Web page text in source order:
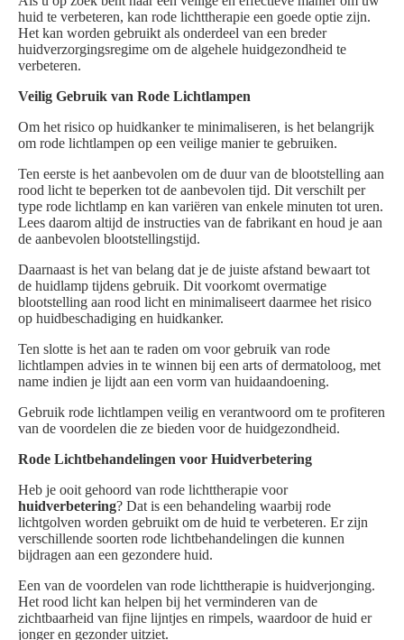
huid te verbeteren, kan rode lichttherapie een goede optie zijn.
Het kan worden gebruikt als onderdeel van een breder
huidverzorgingsregime om de algehele huidgezondheid te
verbeteren.
Veilig Gebruik van Rode Lichtlampen
Om het risico op huidkanker te minimaliseren, is het belangrijk
om rode lichtlampen op een veilige manier te gebruiken.
Ten eerste is het aanbevolen om de duur van de blootstelling aan
rood licht te beperken tot de aanbevolen tijd. Dit verschilt per
type rode lichtlamp en kan variëren van enkele minuten tot uren.
Lees daarom altijd de instructies van de fabrikant en houd je aan
de aanbevolen blootstellingstijd.
Daarnaast is het van belang dat je de juiste afstand bewaart tot
de huidlamp tijdens gebruik. Dit voorkomt overmatige
blootstelling aan rood licht en minimaliseert daarmee het risico
op huidbeschadiging en huidkanker.
Ten slotte is het aan te raden om voor gebruik van rode
lichtlampen advies in te winnen bij een arts of dermatoloog, met
name indien je lijdt aan een vorm van huidaandoening.
Gebruik rode lichtlampen veilig en verantwoord om te profiteren
van de voordelen die ze bieden voor de huidgezondheid.
Rode Lichtbehandelingen voor Huidverbetering
Heb je ooit gehoord van rode lichttherapie voor
huidverbetering? Dat is een behandeling waarbij rode
lichtgolven worden gebruikt om de huid te verbeteren. Er zijn
verschillende soorten rode lichtbehandelingen die kunnen
bijdragen aan een gezondere huid.
Een van de voordelen van rode lichttherapie is huidverjonging.
Het rood licht kan helpen bij het verminderen van de
zichtbaarheid van fijne lijntjes en rimpels, waardoor de huid er
jonger en gezonder uitziet.